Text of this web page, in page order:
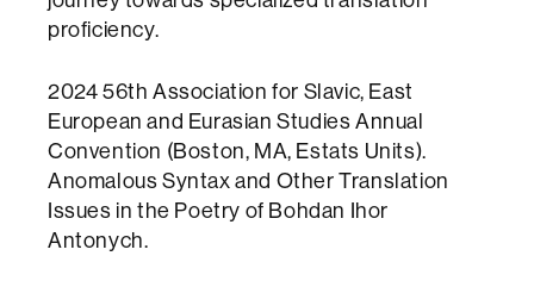
proficiency.
2024 56th Association for Slavic, East
European and Eurasian Studies Annual
Convention (Boston, MA, Estats Units).
Anomalous Syntax and Other Translation
Issues in the Poetry of Bohdan Ihor
Antonych.